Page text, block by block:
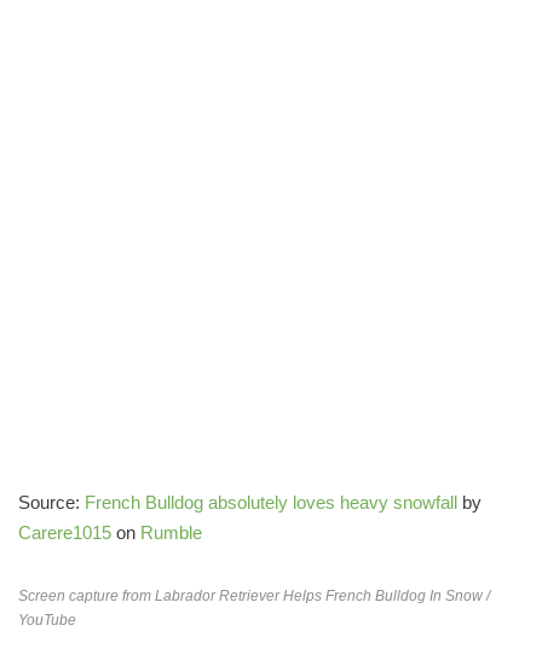
Source: French Bulldog absolutely loves heavy snowfall by
Carere1015 on Rumble
Screen capture from Labrador Retriever Helps French Bulldog In Snow/
YouTube